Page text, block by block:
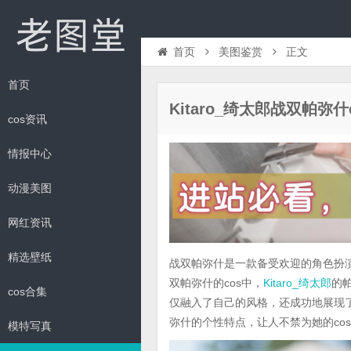
首页
cos资讯
情报中心
动漫美图
网红资讯
精选壁纸
cos合集
模特写真
首页 美图鉴赏 正文
Kitaro_绮太郎战双帕弥
战双帕弥什是一款备受欢迎的角色扮
双帕弥什的cos中， Kitaro_绮太郎的
仅融入了自己的风格，还成功地展现
弥什的个性特点，让人不禁为她的